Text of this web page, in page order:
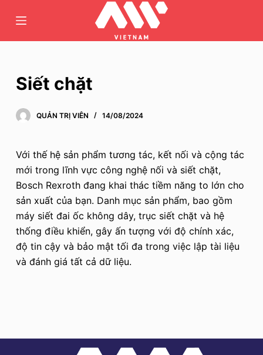
C
u
n
ế
p
h
ầ
n
n
ộ
d
Siết chặt
QUẢN TRỊ VIÊN 14/08/2024
Với thế hệ sản phẩm tương tác, kết nối và cộng tác
mới trong lĩnh vực công nghệ nối và siết chặt,
Bosch Rexroth đang khai thác tiềm năng to lớn cho
sản xuất của bạn. Danh mục sản phẩm, bao gồm
máy siết đai ốc không dây, trục siết chặt và hệ
thống điều khiển, gây ấn tượng với độ chính xác,
độ tin cậy và bảo mật tối đa trong việc lập tài liệu
và đánh giá tất cả dữ liệu.